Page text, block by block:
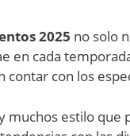
2025 no solo
en cada
con los
muchos estilo